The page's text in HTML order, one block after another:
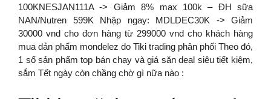
100KNESJAN111A -> Giảm 8% max 100k – ĐH sữa
NAN/Nutren 599K Nhập ngay: MDLDEC30K -> Giảm
30000 vnd cho đơn hàng từ 299000 vnd cho khách hàng
mua dản phẩm mondelez do Tiki trading phân phối Theo đó,
1 số sản phẩm top bán chạy và giá săn deal siêu tiết kiệm,
sắm Tết ngày còn chầng chờ gì nữa nào :